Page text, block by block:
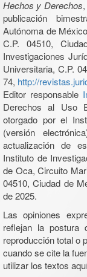
Hechos y Derechos
publicación
Autónoma de
C.P. 04510,
Investigaciones
Universitaria, C.P.
74, http://
Editor responsable
Derechos al Uso
otorgado por el
(versión
actualización de
Instituto de
de Oca, Circuito
04510, Ciudad de
de 2025.
Las opiniones
reflejan la postura
reproducción total o
cuando se cite la
utilizar los textos